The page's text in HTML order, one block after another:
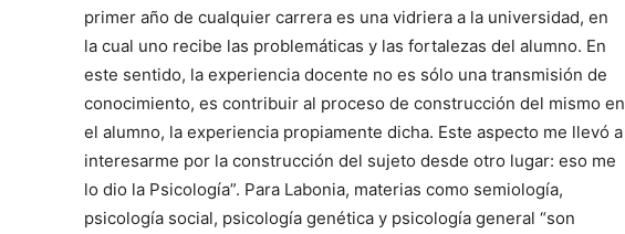
primer año de cualquier carrera es una vidriera a la universidad, en
la cual uno recibe las problemáticas y las fortalezas del alumno. En
este sentido, la experiencia docente no es sólo una transmisión de
conocimiento, es contribuir al proceso de construcción del mismo en
el alumno, la experiencia propiamente dicha. Este aspecto me llevó a
interesarme por la construcción del sujeto desde otro lugar: eso me
lo dio la Psicología”. Para Labonia, materias como semiología,
psicología social, psicología genética y psicología general “son